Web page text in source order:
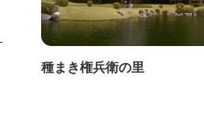
種まき権兵衛の里